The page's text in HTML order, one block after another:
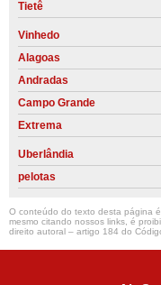
Tietê
Vinhedo
Alagoas
Andradas
Campo Grande
Extrema
Uberlândia
pelotas
O conteúdo do texto desta página
mesmo citando nossos links, é
direito autoral – artigo 184 do